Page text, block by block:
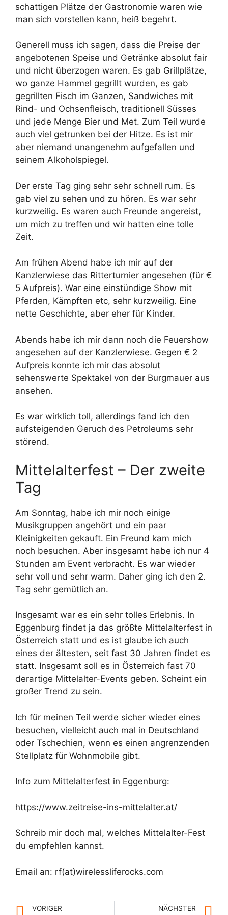
schattigen Plätze der Gastronomie waren wie
man sich vorstellen kann, heiß begehrt.
Generell muss ich sagen, dass die Preise der
angebotenen Speise und Getränke absolut fair
und nicht überzogen waren. Es gab Grillplätze,
wo ganze Hammel gegrillt wurden, es gab
gegrillten Fisch im Ganzen, Sandwiches mit
Rind- und Ochsenfleisch, traditionell Süsses
und jede Menge Bier und Met. Zum Teil wurde
auch viel getrunken bei der Hitze. Es ist mir
aber niemand unangenehm aufgefallen und
seinem Alkoholspiegel.
Der erste Tag ging sehr sehr schnell rum. Es
gab viel zu sehen und zu hören. Es war sehr
kurzweilig. Es waren auch Freunde angereist,
um mich zu treffen und wir hatten eine tolle
Zeit.
Am frühen Abend habe ich mir auf der
Kanzlerwiese das Ritterturnier angesehen (für €
5 Aufpreis). War eine einstündige Show mit
Pferden, Kämpften etc, sehr kurzweilig. Eine
nette Geschichte, aber eher für Kinder.
Abends habe ich mir dann noch die Feuershow
angesehen auf der Kanzlerwiese. Gegen € 2
Aufpreis konnte ich mir das absolut
sehenswerte Spektakel von der Burgmauer aus
ansehen.
Es war wirklich toll, allerdings fand ich den
aufsteigenden Geruch des Petroleums sehr
störend.
Mittelalterfest – Der zweite
Tag
Am Sonntag, habe ich mir noch einige
Musikgruppen angehört und ein paar
Kleinigkeiten gekauft. Ein Freund kam mich
noch besuchen. Aber insgesamt habe ich nur 4
Stunden am Event verbracht. Es war wieder
sehr voll und sehr warm. Daher ging ich den 2.
Tag sehr gemütlich an.
Insgesamt war es ein sehr tolles Erlebnis. In
Eggenburg findet ja das größte Mittelalterfest in
Österreich statt und es ist glaube ich auch
eines der ältesten, seit fast 30 Jahren findet es
statt. Insgesamt soll es in Österreich fast 70
derartige Mittelalter-Events geben. Scheint ein
großer Trend zu sein.
Ich für meinen Teil werde sicher wieder eines
besuchen, vielleicht auch mal in Deutschland
oder Tschechien, wenn es einen angrenzenden
Stellplatz für Wohnmobile gibt.
Info zum Mittelalterfest in Eggenburg:
https://www.zeitreise-ins-mittelalter.at/
Schreib mir doch mal, welches Mittelalter-Fest
du empfehlen kannst.
Email an: rf(at)wirelessliferocks.com
VORIGER NÄCHSTER